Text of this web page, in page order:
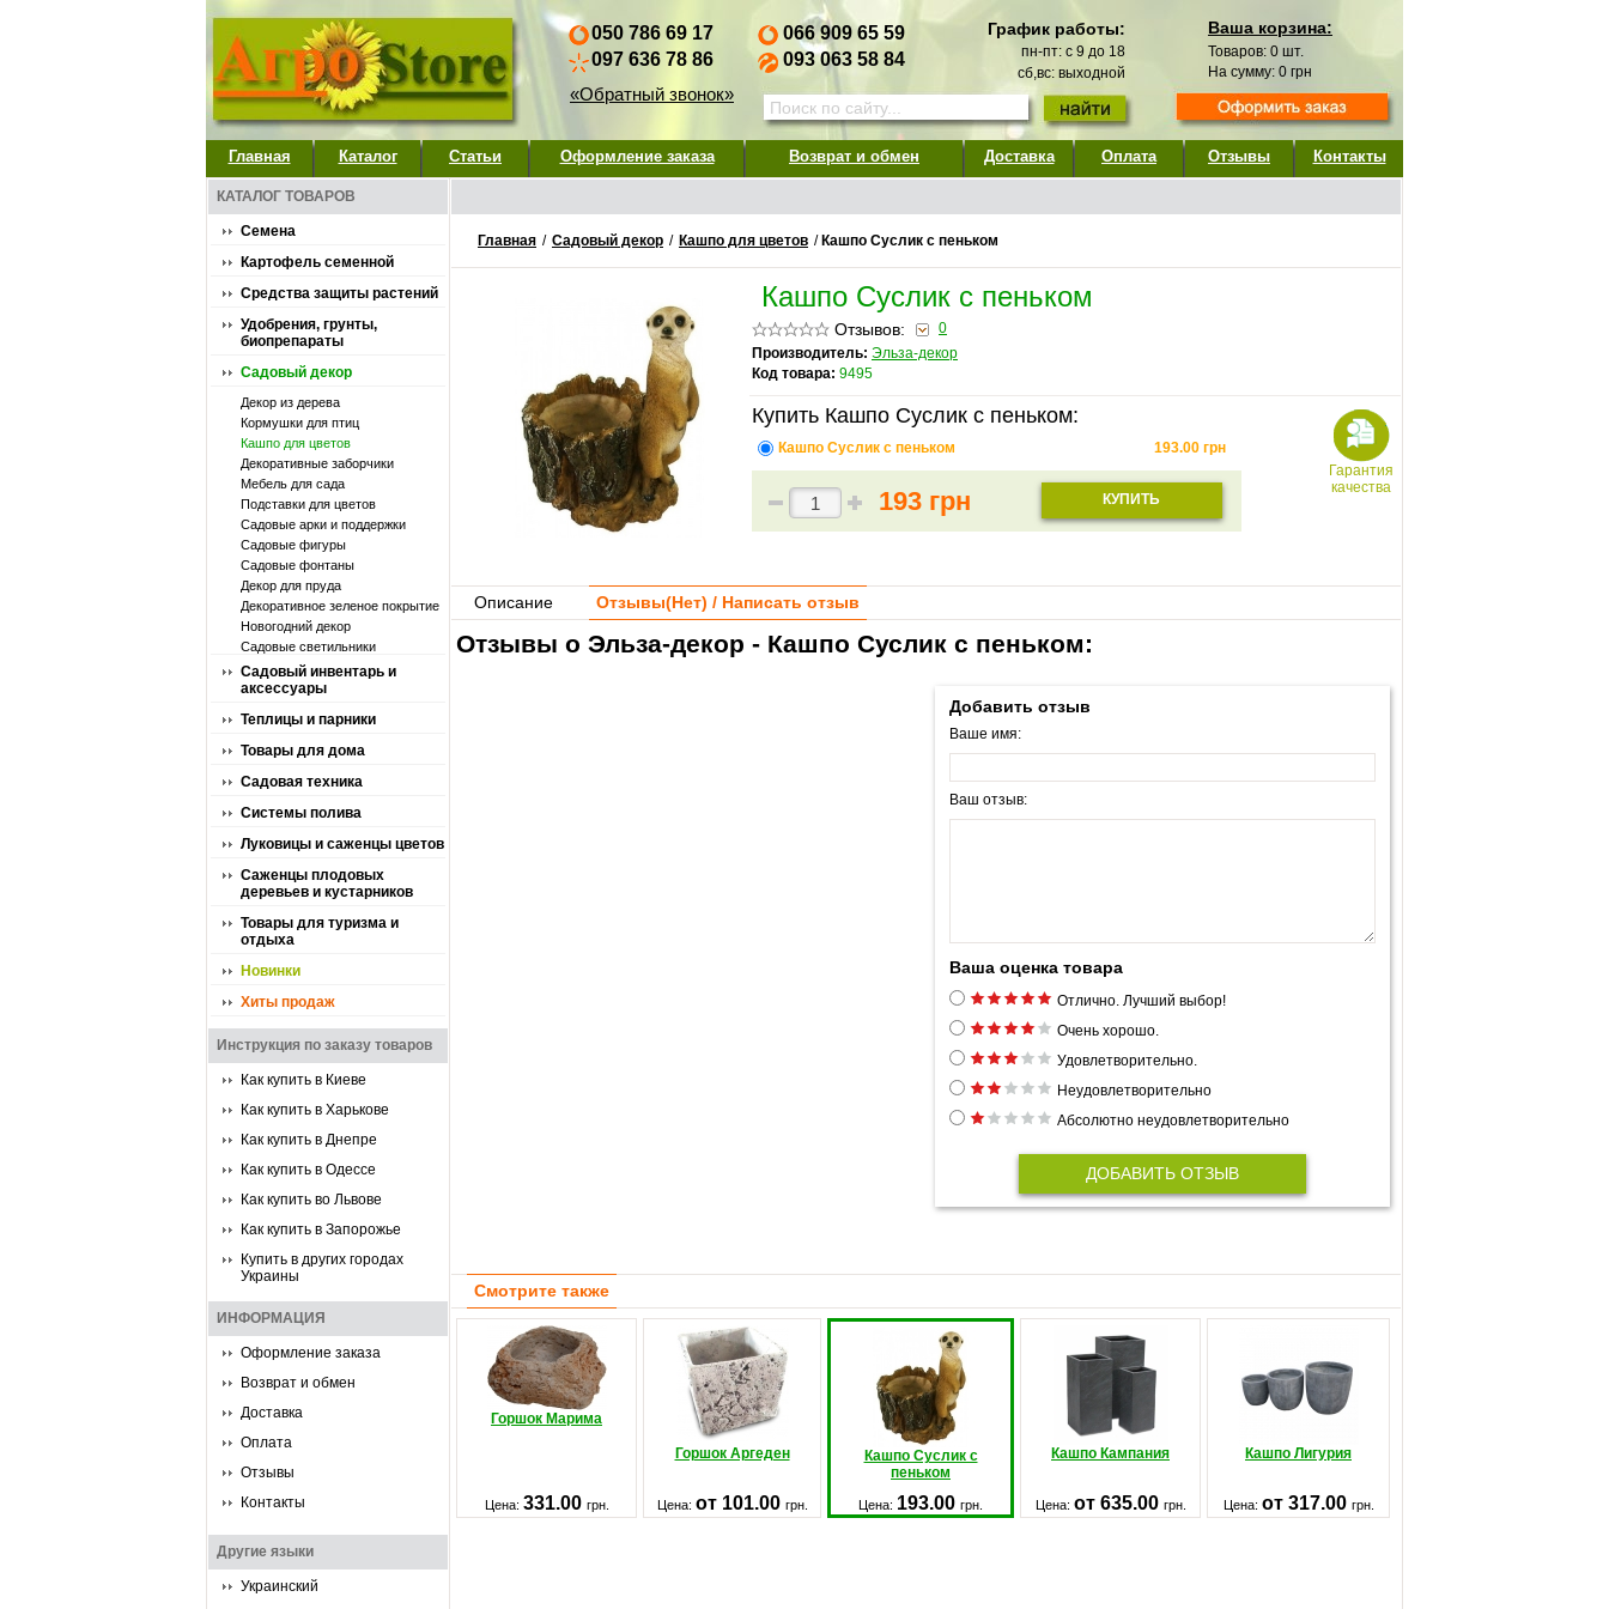
050 786 69 17
097 636 78 86
«Обратный звонок»
066 909 65 59
093 063 58 84
График работы:
пн-пт: с 9 до 18
сб,вс: выходной
Ваша корзина:
Товаров: 0 шт.
На сумму: 0 грн
Главная Каталог Статьи Оформление заказа Возврат и обмен Доставка Оплата Отзывы Контакты
КАТАЛОГ ТОВАРОВ
Семена
Картофель семенной
Средства защиты растений
Удобрения, грунты,
биопрепараты
Садовый декор
Декор из дерева
Кормушки для птиц
Кашпо для цветов
Декоративные заборчики
Мебель для сада
Подставки для цветов
Садовые арки и поддержки
Садовые фигуры
Садовые фонтаны
Декор для пруда
Декоративное зеленое покрытие
Новогодний декор
Садовые светильники
Садовый инвентарь и
аксессуары
Теплицы и парники
Товары для дома
Садовая техника
Системы полива
Луковицы и саженцы цветов
Саженцы плодовых
деревьев и кустарников
Товары для туризма и
отдыха
Новинки
Хиты продаж
Инструкция по заказу товаров
Как купить в Киеве
Как купить в Харькове
Как купить в Днепре
Как купить в Одессе
Как купить во Львове
Как купить в Запорожье
Купить в других городах
Украины
ИНФОРМАЦИЯ
Оформление заказа
Возврат и обмен
Доставка
Оплата
Отзывы
Контакты
Другие языки
Украинский
Главная / Садовый декор / Кашпо для цветов / Кашпо Суслик с пеньком
Кашпо Суслик с пеньком
Отзывов:
0
Производитель: Эльза-декор
Код товара: 9495
Купить Кашпо Суслик с пеньком:
Кашпо Суслик с пеньком 193.00 грн
193 грн КУПИТЬ
Гарантия
качества
Описание Отзывы(Нет) / Написать отзыв
Отзывы о Эльза-декор - Кашпо Суслик с пеньком:
Добавить отзыв
Ваше имя:
Ваш отзыв:
Ваша оценка товара
Отлично. Лучший выбор!
Очень хорошо.
Удовлетворительно.
Неудовлетворительно
Абсолютно неудовлетворительно
ДОБАВИТЬ ОТЗЫВ
Смотрите также
Горшок Марима
Горшок Аргеден
Кашпо Суслик с
пеньком
Кашпо Кампания Кашпо Лигурия
Цена: 331.00 грн. Цена: от 101.00 грн. Цена: 193.00 грн. Цена: от 635.00 грн. Цена: от 317.00 грн.